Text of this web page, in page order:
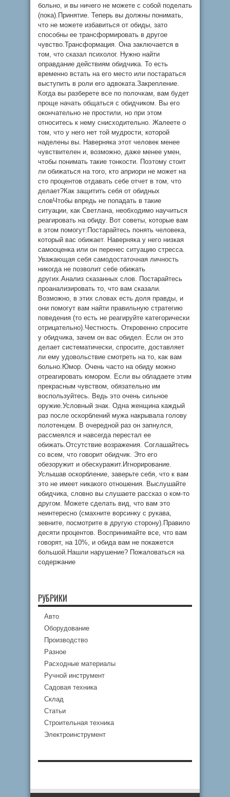
больно, и вы ничего не можете с собой поделать
(пока).Принятие. Теперь вы должны понимать,
что не можете избавиться от обиды, зато
способны ее трансформировать в другое
чувство.Трансформация. Она заключается в
том, что сказал психолог. Нужно найти
оправдание действиям обидчика. То есть
временно встать на его место или постараться
выступить в роли его адвоката.Закрепление.
Когда вы разберете все по полочкам, вам будет
проще начать общаться с обидчиком. Вы его
окончательно не простили, но при этом
относитесь к нему снисходительно. Жалеете о
том, что у него нет той мудрости, которой
наделены вы. Наверняка этот человек менее
чувствителен и, возможно, даже менее умен,
чтобы понимать такие тонкости. Поэтому стоит
ли обижаться на того, кто априори не может на
сто процентов отдавать себе отчет в том, что
делает?Как защитить себя от обидных
словЧтобы впредь не попадать в такие
ситуации, как Светлана, необходимо научиться
реагировать на обиду. Вот советы, которые вам
в этом помогут:Постарайтесь понять человека,
который вас обижает. Наверняка у него низкая
самооценка или он перенес ситуацию стресса.
Уважающая себя самодостаточная личность
никогда не позволит себе обижать
других.Анализ сказанных слов. Постарайтесь
проанализировать то, что вам сказали.
Возможно, в этих словах есть доля правды, и
они помогут вам найти правильную стратегию
поведения (то есть не реагируйте категорически
отрицательно).Честность. Откровенно спросите
у обидчика, зачем он вас обидел. Если он это
делает систематически, спросите, доставляет
ли ему удовольствие смотреть на то, как вам
больно.Юмор. Очень часто на обиду можно
отреагировать юмором. Если вы обладаете этим
прекрасным чувством, обязательно им
воспользуйтесь. Ведь это очень сильное
оружие.Условный знак. Одна женщина каждый
раз после оскорблений мужа накрывала голову
полотенцем. В очередной раз он запнулся,
рассмеялся и навсегда перестал ее
обижать.Отсутствие возражения. Соглашайтесь
со всем, что говорит обидчик. Это его
обезоружит и обескуражит.Игнорирование.
Услышав оскорбление, заверьте себя, что к вам
это не имеет никакого отношения. Выслушайте
обидчика, словно вы слушаете рассказ о ком-то
другом. Можете сделать вид, что вам это
неинтересно (смахните ворсинку с рукава,
зевните, посмотрите в другую сторону).Правило
десяти процентов. Воспринимайте все, что вам
говорят, на 10%, и обида вам не покажется
большой.Нашли нарушение? Пожаловаться на
содержание
РУБРИКИ
Авто
Оборудование
Производство
Разное
Расходные материалы
Ручной инструмент
Садовая техника
Склад
Статьи
Строительная техника
Электроинструмент